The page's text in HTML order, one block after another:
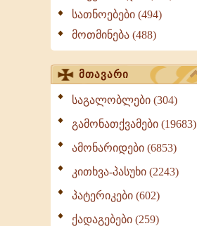
სათნოებები (494)
მოთმინება (488)
მთავარი
საგალობლები (304)
გამონათქვამები (19683)
ამონარიდები (6853)
კითხვა-პასუხი (2243)
პატერიკები (602)
ქადაგებები (259)